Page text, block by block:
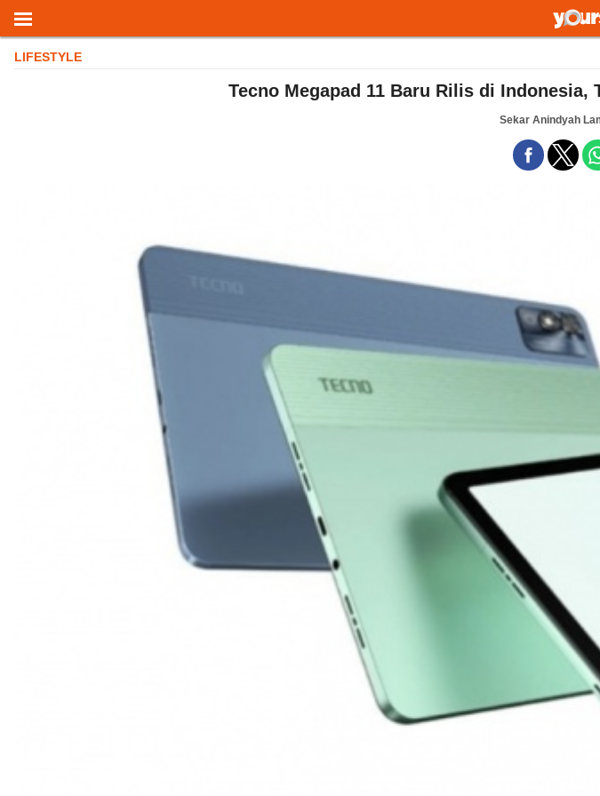
LIFESTYLE
Tecno Megapad 11 Baru Rilis di Indonesia,
Sekar Anindyah